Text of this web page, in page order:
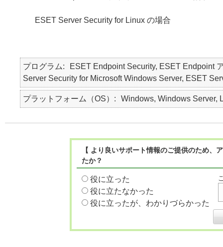
ESET Server Security for Linux の場合
プログラム
ESET Endpoint Security, ESET Endpoint
Server Security for Microsoft Windows Server, ESET
プラットフォーム（OS） Windows, Windows Server,
【 より良いサポート情報のご提供のため
たか？
役に立った
役に立たなかった
役に立ったが、わかりづらかった